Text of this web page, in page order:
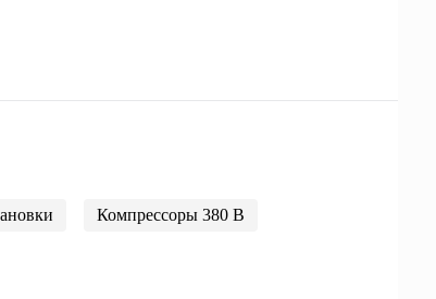
Компрессоры 380 В